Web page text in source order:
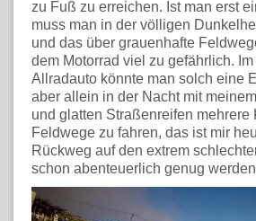
zu Fuß zu erreichen. Ist man erst
muss man in der völligen
und das über grauenhafte
dem Motorrad viel zu gefährlich.
Allradauto könnte man solch eine
aber allein in der Nacht mit
und glatten Straßenreifen mehrere
Feldwege zu fahren, das ist mir
Rückweg auf den extrem
schon abenteuerlich genug